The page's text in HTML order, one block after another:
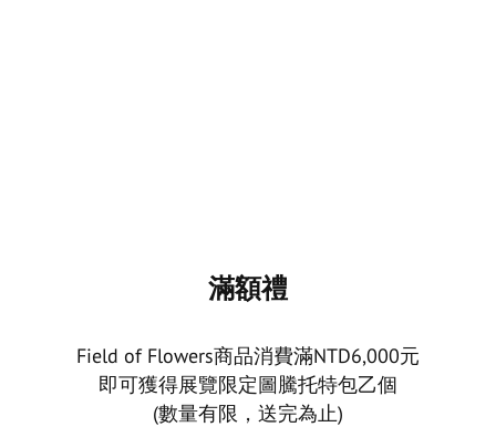
滿額禮
Field of Flowers商品消費滿NTD6,000元
即可獲得展覽限定圖騰托特包乙個
(數量有限，送完為止)